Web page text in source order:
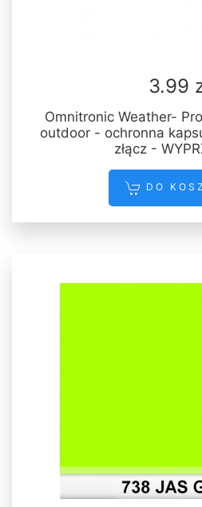
3.99
Omnitronic Weather-
outdoor - ochronna
złącz -
DO